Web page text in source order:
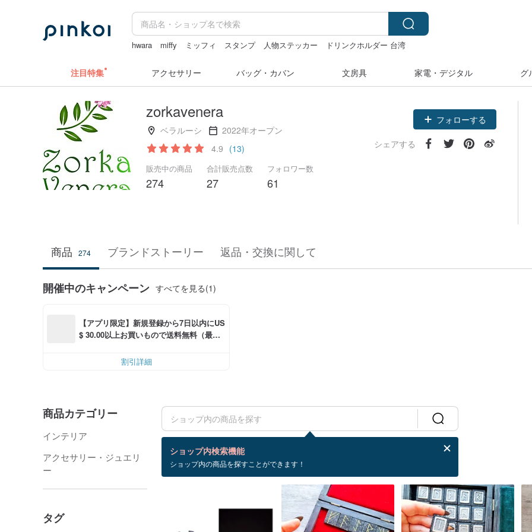
hwara miffy ミッフィ スタンプ 人物ステッカー
ドリンクホルダー 台湾
注目特集 アクセサリー バッグ・カバン 文房具 家電・デジタル グ
zorkavenera
ベラルーシ
2022年オープン
4.9 (13)
販売中の商品
274
合計販売点数
27
フォロワー数
61
フォローする
シェアする
商品 274 ブランドストーリー 返品・交換に関して
開催中のキャンペーン すべてを見る(1)
【アプリ限定】新規登録から7日以内にUS
$ 30.00以上お買いもので送料無料（最大U
割引詳細
商品カテゴリー
インテリア
アクセサリー・ジュエリ
ー
タグ
ショップ内検索機能
ショップ内の商品を探すことができます！
検索結果：28 件
nordic